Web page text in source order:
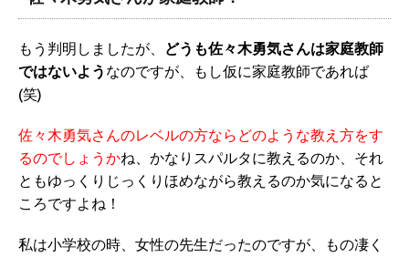
もう判明しましたが、 どうも佐々木勇気さんは家庭教師
ではないよう なのですが、もし仮に家庭教師であれば
(笑)
佐々木勇気さんのレベルの方ならどのような教え方をす
るのでしょうかね、かなりスパルタに教えるのか、それ
ともゆっくりじっくりほめながら教えるのか気になると
ころですよね！
私は小学校の時、女性の先生だったのですが、もの凄く